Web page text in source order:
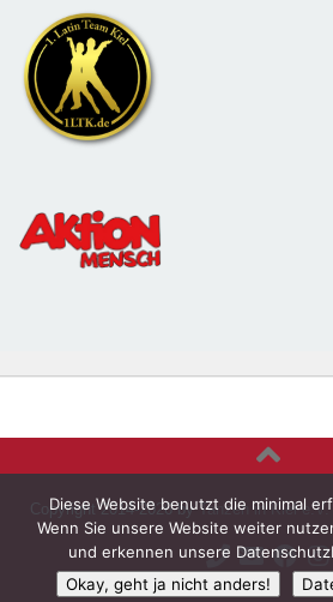
Copyright 2014-2026 byTanzen in Kiel e.V.
Diese Website benutzt die minimal
Wenn Sie unsere Website weiter
und erkennen unsere
Okay, geht ja nicht anders!